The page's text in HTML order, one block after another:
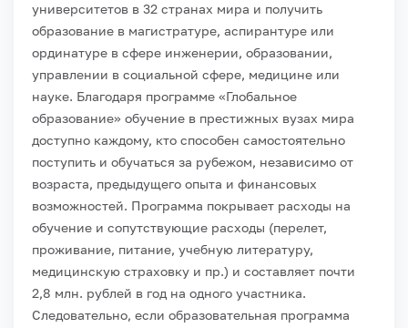
университетов в 32 странах мира и получить
образование в магистратуре, аспирантуре или
ординатуре в сфере инженерии, образовании,
управлении в социальной сфере, медицине или
науке. Благодаря программе «Глобальное
образование» обучение в престижных вузах мира
доступно каждому, кто способен самостоятельно
поступить и обучаться за рубежом, независимо от
возраста, предыдущего опыта и финансовых
возможностей. Программа покрывает расходы на
обучение и сопутствующие расходы (перелет,
проживание, питание, учебную литературу,
медицинскую страховку и пр.) и составляет почти
2,8 млн. рублей в год на одного участника.
Следовательно, если образовательная программа